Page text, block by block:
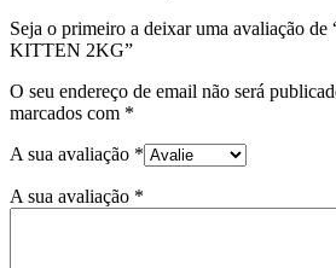
Seja o primeiro a deixar uma avaliação
KITTEN 2KG”
O seu endereço de email não será
marcados com *
A sua avaliação *
A sua avaliação *